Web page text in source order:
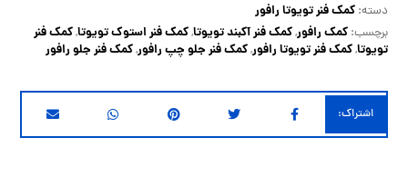
دسته:کمک فنر تویوتا رافور
برچسب:کمک رافور,کمک فنر آکبند تویوتا,کمک فنر استوک تویوتا,کمک فنر
تویوتا,کمک فنر تویوتا رافور,کمک فنر جلو چپ رافور,کمک فنر جلو رافور